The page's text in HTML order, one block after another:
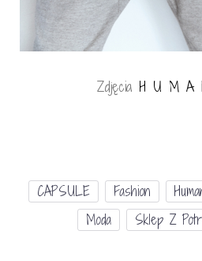
Zdjęcia H U M A
CAPSULE Fashion
Moda
Sklep Z